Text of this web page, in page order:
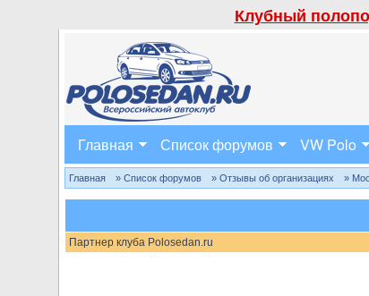
Клубный
Главная Список форумов VW Polo
Главная » Список форумов » Отзывы об организациях »
Партнер клуба Polosedan.ru